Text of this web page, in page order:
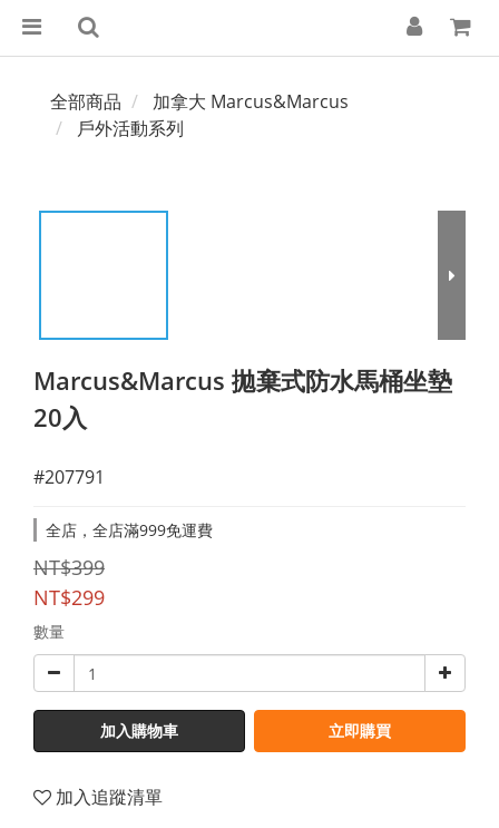
全部商品
加拿大 Marcus&Marcus
戶外活動系列
Marcus&Marcus 拋棄式防水馬桶坐墊
20入
#207791
全店，全店滿999免運費
NT$399
NT$299
數量
加入購物車 立即購買
加入追蹤清單